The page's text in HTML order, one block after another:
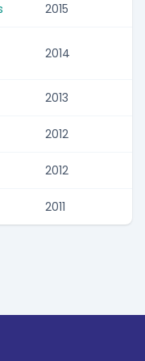
2015
2014
2013
2012
2012
2011